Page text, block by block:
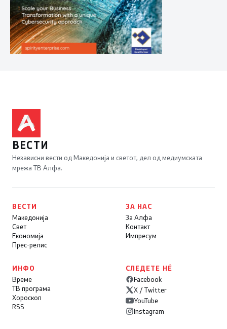
ВЕСТИ
Независни вести од Македонија и светот, дел од медиумската
мрежа ТВ Алфа.
ВЕСТИ
Македонија
Свет
Економија
Прес-релис
ЗА НАС
За Алфа
Контакт
Импресум
ИНФО
Време
ТВ програма
Хороскоп
RSS
СЛЕДЕТЕ НÉ
Facebook
X / Twitter
YouTube
Instagram